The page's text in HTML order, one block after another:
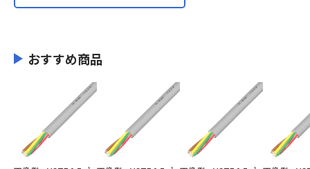
おすすめ商品